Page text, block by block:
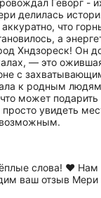
Геворг -
делилась
что
а
Хндзореск! Он
— это
с
к родным
может
увидеть
возможным.
слова! ❤️ Нам
ваш отзыв